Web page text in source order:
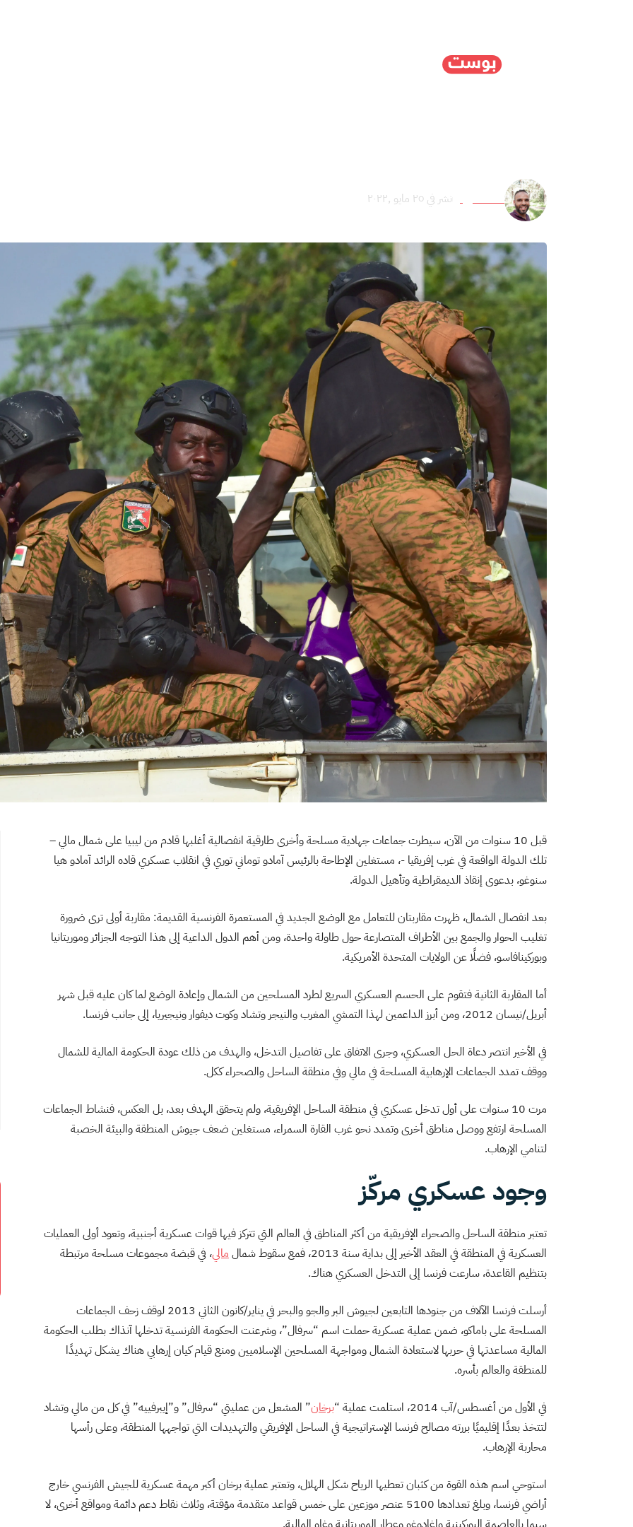
عائد عميرة نشر في ٢٥ مايو ,٢٠٢٢
قبل 10 سنوات من الآن، سيطرت جماعات جهادية مسلحة وأخرى طارقية انفصالية أغلبها قادم من ليبيا على شمال مالي –
تلك الدولة الواقعة في غرب إفريقيا -، مستغلين الإطاحة بالرئيس آمادو توماني توري في انقلاب عسكري قاده الرائد آمادو هيا
سنوغو، بدعوى إنقاذ الديمقراطية وتأهيل الدولة.
بعد انفصال الشمال، ظهرت مقاربتان للتعامل مع الوضع الجديد في المستعمرة الفرنسية القديمة: مقاربة أولى ترى ضرورة
تغليب الحوار والجمع بين الأطراف المتصارعة حول طاولة واحدة، ومن أهم الدول الداعية إلى هذا التوجه الجزائر وموريتانيا
وبوركينافاسو، فضلًا عن الولايات المتحدة الأمريكية.
أما المقاربة الثانية فتقوم على الحسم العسكري السريع لطرد المسلحين من الشمال وإعادة الوضع لما كان عليه قبل شهر
أبريل/نيسان 2012، ومن أبرز الداعمين لهذا التمشي المغرب والنيجر وتشاد وكوت ديفوار ونيجيريا، إلى جانب فرنسا.
في الأخير انتصر دعاة الحل العسكري، وجرى الاتفاق على تفاصيل التدخل، والهدف من ذلك عودة الحكومة المالية للشمال
ووقف تمدد الجماعات الإرهابية المسلحة في مالي وفي منطقة الساحل والصحراء ككل.
مرت 10 سنوات على أول تدخل عسكري في منطقة الساحل الإفريقية، ولم يتحقق الهدف بعد، بل العكس، فنشاط الجماعات
المسلحة ارتفع ووصل مناطق أخرى وتمدد نحو غرب القارة السمراء، مستغلين ضعف جيوش المنطقة والبيئة الخصبة
لتنامي الإرهاب.
وجود عسكري مركّز
تعتبر منطقة الساحل والصحراء الإفريقية من أكثر المناطق في العالم التي تتركز فيها قوات عسكرية أجنبية، وتعود أولى العمليات
العسكرية في المنطقة في العقد الأخير إلى بداية سنة 2013، فمع سقوط شمال
مالي، في قبضة مجموعات مسلحة مرتبطة
بتنظيم القاعدة، سارعت فرنسا إلى التدخل العسكري هناك.
أرسلت فرنسا الآلاف من جنودها التابعين لجيوش البر والجو والبحر في يناير/كانون الثاني 2013 لوقف زحف الجماعات
المسلحة على باماكو، ضمن عملية عسكرية حملت اسم “سرفال”، وشرعنت الحكومة الفرنسية تدخلها آنذاك بطلب الحكومة
المالية مساعدتها في حربها لاستعادة الشمال ومواجهة المسلحين الإسلاميين ومنع قيام كيان إرهابي هناك يشكل تهديدًا
للمنطقة والعالم بأسره.
في الأول من أغسطس/آب 2014، استلمت عملية “ برخان” المشعل من عمليتي “سرفال” و”إيبرفييه” في كل من مالي وتشاد
لتتخذ بعدًا إقليميًا بررته مصالح فرنسا الإستراتيجية في الساحل الإفريقي والتهديدات التي تواجهها المنطقة، وعلى رأسها
محاربة الإرهاب.
استوحي اسم هذه القوة من كثبان تعطيها الرياح شكل الهلال، وتعتبر عملية برخان أكبر مهمة عسكرية للجيش الفرنسي خارج
أراضي فرنسا، وبلغ تعدادها 5100 عنصر موزعين على خمس قواعد متقدمة مؤقتة، وثلاث نقاط دعم دائمة ومواقع أخرى، لا